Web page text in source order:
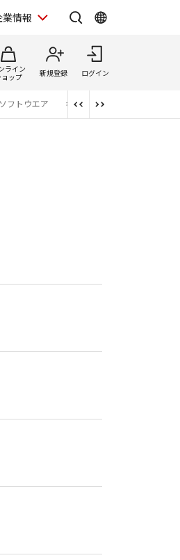
業情報
ライン
ョップ
新規登録 ログイン
フトウエア キャンペーン一覧